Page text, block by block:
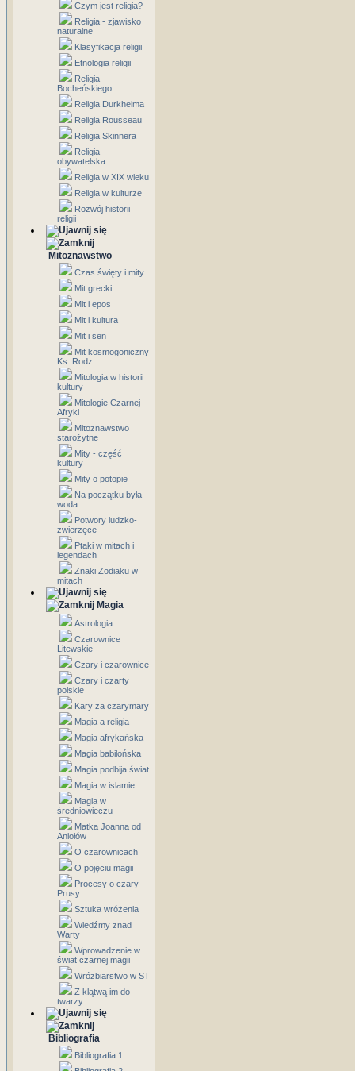
Czym jest religia?
Religia - zjawisko
naturalne
Klasyfikacja religii
Etnologia religii
Religia
Bocheńskiego
Religia Durkheima
Religia Rousseau
Religia Skinnera
Religia
obywatelska
Religia w XIX wieku
Religia w kulturze
Rozwój historii
religii
Mitoznawstwo
Czas święty i mity
Mit grecki
Mit i epos
Mit i kultura
Mit i sen
Mit kosmogoniczny
Ks. Rodz.
Mitologia w historii
kultury
Mitologie Czarnej
Afryki
Mitoznawstwo
starożytne
Mity - część
kultury
Mity o potopie
Na początku była
woda
Potwory ludzko-
zwierzęce
Ptaki w mitach i
legendach
Znaki Zodiaku w
mitach
Magia
Astrologia
Czarownice
Litewskie
Czary i czarownice
Czary i czarty
polskie
Kary za czarymary
Magia a religia
Magia afrykańska
Magia babilońska
Magia podbija świat
Magia w islamie
Magia w
średniowieczu
Matka Joanna od
Aniołów
O czarownicach
O pojęciu magii
Procesy o czary -
Prusy
Sztuka wróżenia
Wiedźmy znad
Warty
Wprowadzenie w
świat czarnej magii
Wróżbiarstwo w ST
Z klątwą im do
twarzy
Bibliografia
Bibliografia 1